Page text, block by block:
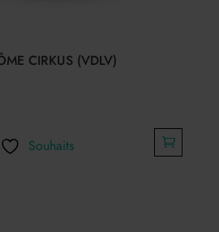
CIRKUS (VDLV)
Souhaits